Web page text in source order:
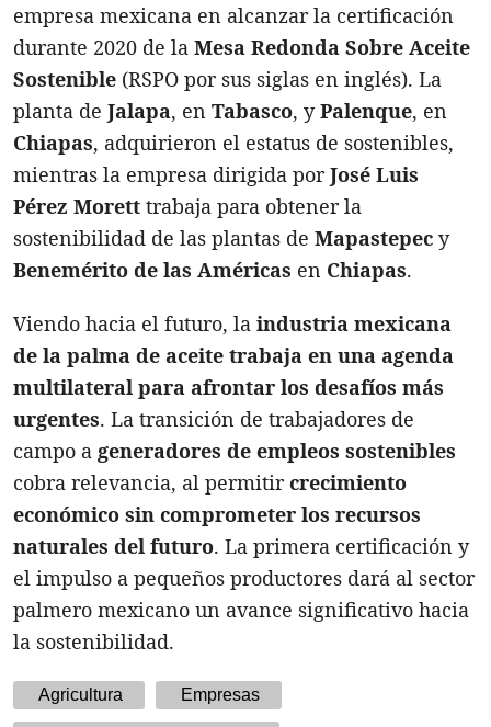
empresa mexicana en alcanzar la certificación
durante 2020 de la Mesa Redonda Sobre Aceite
Sostenible (RSPO por sus siglas en inglés). La
planta de Jalapa, en Tabasco, yPalenque, en
Chiapas, adquirieron el estatus de sostenibles,
mientras la empresa dirigida porJosé Luis
Pérez Morett trabaja para obtener la
sostenibilidad de las plantas de Mapastepec y
Benemérito de las Américas en Chiapas.
Viendo hacia el futuro, la industria mexicana
de la palma de aceite trabaja en una agenda
multilateral para afrontar los desafíos más
urgentes. La transición de trabajadores de
campo a generadores de empleos sostenibles
cobra relevancia, al permitircrecimiento
económico sin comprometer los recursos
naturales del futuro. La primera certificación y
el impulso a pequeños productores dará al sector
palmero mexicano un avance significativo hacia
la sostenibilidad.
Agricultura Empresas